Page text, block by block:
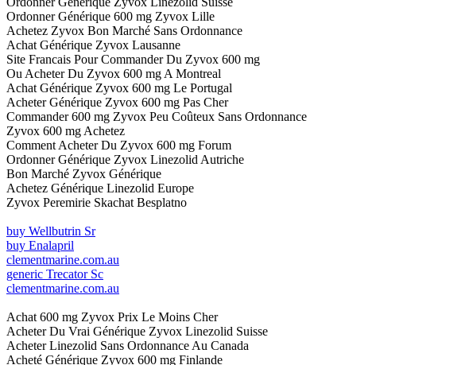
Ordonner Générique 600 mg Zyvox Lille
Achetez Zyvox Bon Marché Sans Ordonnance
Achat Générique Zyvox Lausanne
Site Francais Pour Commander Du Zyvox 600 mg
Ou Acheter Du Zyvox 600 mg A Montreal
Achat Générique Zyvox 600 mg Le Portugal
Acheter Générique Zyvox 600 mg Pas Cher
Commander 600 mg Zyvox Peu Coûteux Sans Ordonnance
Zyvox 600 mg Achetez
Comment Acheter Du Zyvox 600 mg Forum
Ordonner Générique Zyvox Linezolid Autriche
Bon Marché Zyvox Générique
Achetez Générique Linezolid Europe
Zyvox Peremirie Skachat Besplatno
buy Wellbutrin Sr
buy Enalapril
clementmarine.com.au
generic Trecator Sc
clementmarine.com.au
Achat 600 mg Zyvox Prix Le Moins Cher
Acheter Du Vrai Générique Zyvox Linezolid Suisse
Acheter Linezolid Sans Ordonnance Au Canada
Acheté Générique Zyvox 600 mg Finlande